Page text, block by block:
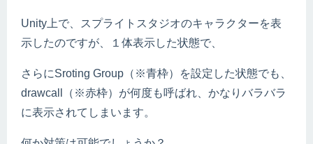
Unity上で、スプライトスタジオのキャラクターを表
示したのですが、１体表示した状態で、
さらにSroting Group（※青枠）を設定した状態でも、
drawcall（※赤枠）が何度も呼ばれ、かなりバラバラ
に表示されてしまいます。